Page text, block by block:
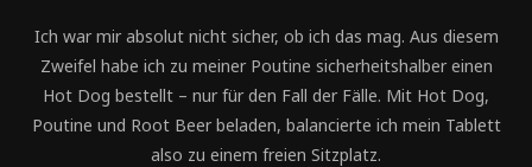
Ich war mir absolut nicht sicher, ob ich das mag. Aus diesem
Zweifel habe ich zu meiner Poutine sicherheitshalber einen
Hot Dog bestellt – nur für den Fall der Fälle. Mit Hot Dog,
Poutine und Root Beer beladen, balancierte ich mein Tablett
also zu einem freien Sitzplatz.